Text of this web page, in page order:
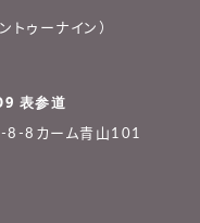
ゥーナイン）
表参道
8-8カーム青山101